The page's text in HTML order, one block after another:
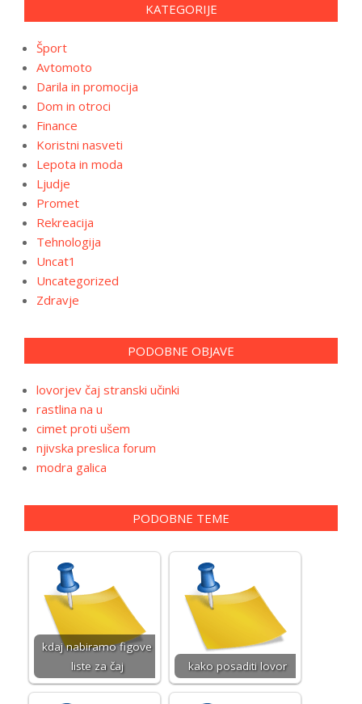
KATEGORIJE
Šport
Avtomoto
Darila in promocija
Dom in otroci
Finance
Koristni nasveti
Lepota in moda
Ljudje
Promet
Rekreacija
Tehnologija
Uncat1
Uncategorized
Zdravje
PODOBNE OBJAVE
lovorjev čaj stranski učinki
rastlina na u
cimet proti ušem
njivska preslica forum
modra galica
PODOBNE TEME
kdaj nabiramo figove
liste za čaj
kako posaditi lovor